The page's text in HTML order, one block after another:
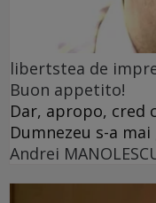
libertstea de
Buon appetito!
Dar, apropo, cred
Dumnezeu s-a
Andrei